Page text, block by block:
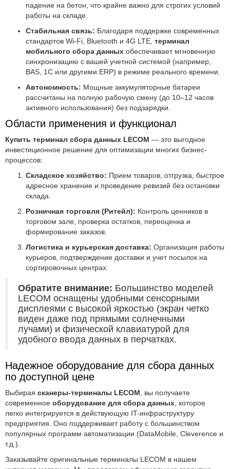
падение на бетон, что крайне важно для строгих условий
работы на складе.
Стабильная связь: Благодаря поддержке современных
стандартов Wi-Fi, Bluetooth и 4G LTE, терминал
мобильного сбора данных обеспечивает мгновенную
синхронизацию с вашей учетной системой (например,
BAS, 1С или другими ERP) в режиме реального времени.
Автономность: Мощные аккумуляторные батареи
рассчитаны на полную рабочую смену (до 10–12 часов
активного использования) без подзарядки.
Области применения и функционал
Купить терминал сбора данных LECOM — это выгодное
инвестиционное решение для оптимизации многих бизнес-
процессов:
Складское хозяйство: Прием товаров, отгрузка, быстрое
адресное хранение и проведение ревизий без остановки
склада.
Розничная торговля (Ритейл): Контроль ценников в
торговом зале, проверка остатков, переоценка и
формирование заказов.
Логистика и курьерская доставка: Организация работы
курьеров, подтверждение доставки и учет посылок на
сортировочных центрах.
Обратите внимание: Большинство моделей
LECOM оснащены удобными сенсорными
дисплеями с высокой яркостью (экран четко
виден даже под прямыми солнечными
лучами) и физической клавиатурой для
удобного ввода данных в перчатках.
Надежное оборудование для сбора данных
по доступной цене
Выбирая сканеры-терминалы LECOM, вы получаете
современное оборудование для сбора данных, которое
легко интегрируется в действующую IT-инфраструктуру
предприятия. Оно поддерживает работу с большинством
популярных программ автоматизации (DataMobile, Cleverence и
т.д.).
Заказывайте оригинальные терминалы LECOM в нашем